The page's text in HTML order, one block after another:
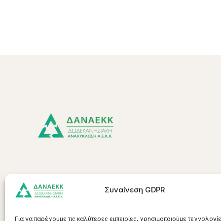
Συναίνεση GDPR
Για να παρέχουμε τις καλύτερες εμπειρίες, χρησιμοποιούμε
Συλλογικό Σύστημα Εναλλακτικής
Διαχείρισης ΑΕΚΚ στα Δωδεκάνησα